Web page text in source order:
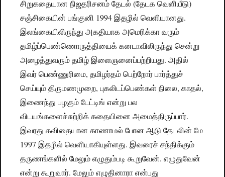
சிறுகதையான நிஜதரிசனம் தேடல் (தேடக வெளியீடு)
சஞ்சிகையின் பங்குனி 1994 இதழில் வெளியானது.
இலங்கையிலிருந்து அகதியாக அமெரிக்கா வரும்
தமிழ்ப்பெண்ணொருத்தியைக் கனடாவிலிருந்து சென்று
அழைத்துவரும் தமிழ் இளைஞனைப்பற்றியது. அதில்
இவர் பெண்ணுரிமை, தமிழர்தம் பெற்றோர் பார்த்துச்
செய்யும் திருமணமுறை, புகலிடப்பெண்கள் நிலை, காதல்,
இணைந்து பழகும் டேட்டிங் என்று பல
விடயங்களைச்சுற்றிக் கதையினை அமைத்திருப்பார்.
இவரது கவிதையான காணாமல் போன ஆடு தேடலின் மே
1997 இதழில் வெளியாகியுள்ளது. இவரைச் சந்திக்கும்
தருணங்களில் மேலும் எழுதும்படி கூறுவேன். எழுதுவேன்
என்று கூறுவார். மேலும் எழுதினாரா என்பது